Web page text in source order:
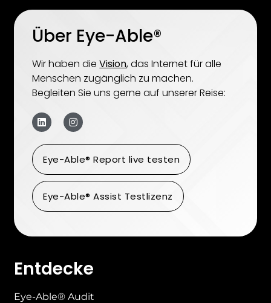
Über Eye-Able®
Wir haben dieVision, das Internet für alle
Menschen zugänglich zu machen.
Begleiten Sie uns gerne auf unserer Reise:
Eye-Able® Report live testen
Eye-Able® Assist Testlizenz
Entdecke
Eye-Able® Audit